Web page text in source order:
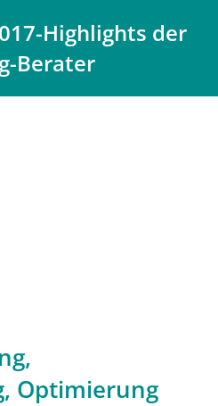
Highlights der
Berater
Optimierung